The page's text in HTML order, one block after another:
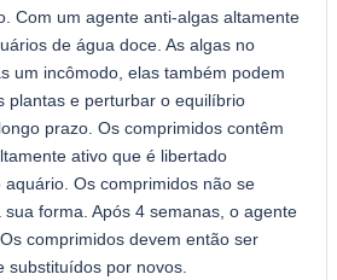
Com um agente anti-algas altamente
de água doce. As algas no
um incômodo, elas também podem
plantas e perturbar o equilíbrio
prazo. Os comprimidos contêm
ativo que é libertado
Os comprimidos não se
forma. Após 4 semanas, o agente
comprimidos devem então ser
substituídos por novos.